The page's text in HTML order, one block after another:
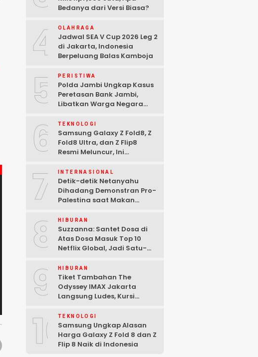
Bedanya dari Versi Biasa?
4 OLAHRAGA
Jadwal SEA V Cup 2026 Leg 2
di Jakarta, Indonesia
Berpeluang Balas Kamboja
5 PERISTIWA
Polda Jambi Ungkap Kasus
Peretasan Bank Jambi,
Libatkan Warga Negara
Tersangka Ditangkap
6 TEKNOLOGI
Samsung Galaxy Z Fold8, Z
Fold8 Ultra, dan Z Flip8
Resmi Meluncur, Ini
7 INTERNASIONAL
Detik-detik Netanyahu
Dihadang Demonstran Pro-
Palestina saat Makan
8 HIBURAN
Suzzanna: Santet Dosa di
Atas Dosa Masuk Top 10
Netflix Global, Jadi Satu-
9 HIBURAN
Tiket Tambahan The
Odyssey IMAX Jakarta
Langsung Ludes, Kursi
10TEKNOLOGI
Samsung Ungkap Alasan
Harga Galaxy Z Fold 8 dan Z
Flip 8 Naik di Indonesia